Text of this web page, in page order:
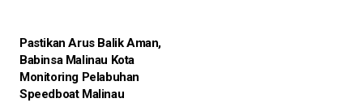
Pastikan Arus Balik Aman,
Babinsa Malinau Kota
Monitoring Pelabuhan
Speedboat Malinau